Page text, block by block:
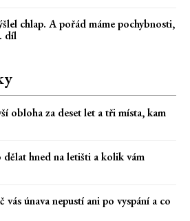
chlap. A pořád máme pochybnosti,
díl
obloha za deset let a tři místa, kam
hned na letišti a kolik vám
únava nepustí ani po vyspání a co